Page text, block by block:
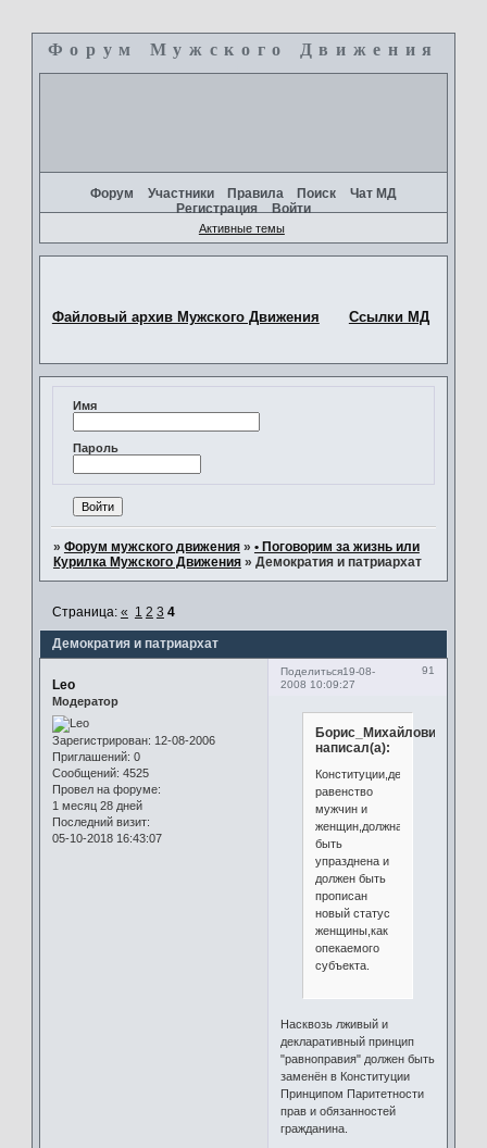
Форум Мужского Движения
Форум Участники Правила Поиск
Чат МД
Регистрация
Войти
Активные темы
Файловый архив Мужского Движения Ссылки МД
Имя
Пароль
» Форум мужского движения » • Поговорим за жизнь или
Курилка Мужского Движения » Демократия и патриархат
Демократия и патриархат
Страница: « 1 2 3 4
Поделиться 91
19-08-
2008 10:09:27
Leo
Модератор
Зарегистрирован: 12-08-2006
Приглашений: 0
Сообщений: 4525
Провел на форуме:
1 месяц 28 дней
Последний визит:
05-10-2018 16:43:07
Борис_Михайлович
написал(а):
Конституции,декларирующая
равенство
мужчин и
женщин,должна
быть
упразднена и
должен быть
прописан
новый статус
женщины,как
опекаемого
субъекта.
Насквозь лживый и
декларативный принцип
"равноправия" должен быть
заменён в Конституции
Принципом Паритетности
прав и обязанностей
гражданина.